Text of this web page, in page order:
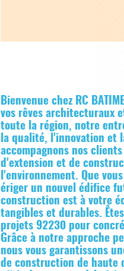
Bienvenue chez RC
vos rêves architecturaux
toute la région, notre
la qualité, l'innovation et
accompagnons nos
d'extension et de
l'environnement. Que
ériger un nouvel édifice
construction est à votre
tangibles et durables.
projets 92230 pour
Grâce à notre approche
nous vous garantissons
de construction de haute